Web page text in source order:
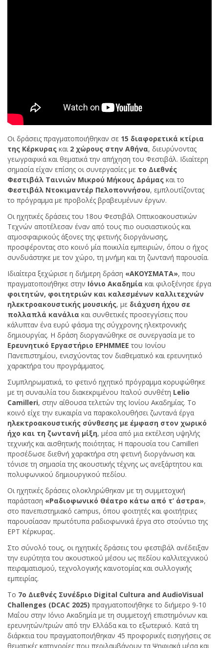
Οι δράσεις πραγματοποιήθηκαν σε 15 διαφορετικά κτίρια
της Κέρκυρας και 2 χώρους στην Αθήνα, διευρύνοντας
γεωγραφικά και θεματικά την απήχηση του Φεστιβάλ. Ιδιαίτερη
σημασία είχαν επίσης οι συνεργασίες με το Διεθνές
Φεστιβάλ Ταινιών Μικρού Μήκους Δράμας και το
Φεστιβάλ Ντοκιμαντέρ Πελοποννήσου, εμπλουτίζοντας
το πρόγραμμα με προβολές βραβευμένων έργων.
Οι ηχητικές δράσεις του 18ου Φεστιβάλ Οπτικοακουστικών
Τεχνών αποτέλεσαν έναν από τους πιο ουσιαστικούς και
ατμοσφαιρικούς άξονες της φετινής διοργάνωσης,
προσφέροντας στο κοινό μία ποικιλία εμπειριών, όπου ο ήχος
συνδυάστηκε με τον χώρο, τη μνήμη και τη ζωντανή παρουσία.
Ιδιαίτερα ξεχώρισε η διήμερη δράση «ΑΚΟΥΣΜΑΤΑ», που
πραγματοποιήθηκε στην Ιόνιο Ακαδημία και φιλοξένησε έργα
φοιτητών, φοιτητριών και καλεσμένων καλλιτεχνών
ηλεκτροακουστικής μουσικής, με διάχυση ήχου σε
πολλαπλά κανάλια και συνθετικές προσεγγίσεις που
κάλυπταν ένα ευρύ φάσμα της σύγχρονης ηλεκτρονικής
δημιουργίας. Η δράση διοργανώθηκε σε συνεργασία με το
Ερευνητικό Εργαστήριο ΕΡΗΜΜΕΕ του Ιονίου
Πανεπιστημίου, ενισχύοντας τον διαθεματικό και ερευνητικό
χαρακτήρα του προγράμματος.
Συμπληρωματικά, το φετινό ηχητικό πρόγραμμα κορυφώθηκε
με τη συναυλία του διακεκριμένου Ιταλού συνθέτη Lelio
Camilleri, στην αίθουσα τελετών της Ιονίου Ακαδημίας. Το
κοινό είχε την ευκαιρία να παρακολουθήσει ζωντανά έργα
ηλεκτροακουστικής σύνθεσης με έμφαση στον χωρικό
ήχο και τη ζωντανή μίξη, μέσα από μια εκτέλεση υψηλής
τεχνικής και αισθητικής ποιότητας. Η παρουσία του Camilleri
προσέδωσε διεθνή χαρακτήρα στη φετινή διοργάνωση και
τόνισε τη σημασία της ακουστικής τέχνης ως ανεξάρτητου και
πολυφωνικού δημιουργικού πεδίου.
Οι ηχητικές δράσεις ολοκληρώθηκαν με τη συμμετοχική
παράσταση «Ραδιοφωνικό Θέατρο κάτω από τ’ άστρα»,
στο πανεπιστημιακό campus, όπου φοιτητές και φοιτήτριες
παρουσίασαν πρωτότυπα ραδιοφωνικά έργα στο στούντιο της
ΕΡΤ Κέρκυρας..
Στο σύνολό τους, οι ηχητικές δράσεις του φεστιβάλ ανέδειξαν
την ευρύτητα του ακουστικού μέσου ως πεδίου καλλιτεχνικού
πειραματισμού, τεχνολογικής καινοτομίας και συλλογικής
εμπειρίας.
Το 7ο Διεθνές Συνέδριο Digital Cultura and AudioVisual
Challenges (DCAC 2025) πραγματοποιήθηκε το διήμερο 9-10
Μαΐου στην Ιόνιο Ακαδημία με τη συμμετοχή επιστημόνων και
ερευνητών/τριών από την Ελλάδα και το εξωτερικό. Κατά τη
διάρκεια του πραγματοποιήθηκαν 45 προφορικές εισηγήσεις σε
θεματικές κατηγορίες που περιλαμβάνουν τα Ψηφιακά μέσα και